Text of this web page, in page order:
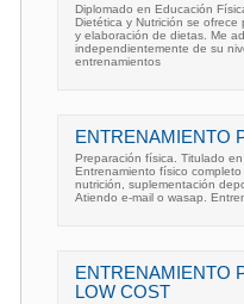
Diplomado en Educación
Dietética y Nutrición se
y elaboración de dietas. Me
independientemente de su
entrenamientos
ENTRENAMIENTO
Preparación física. Titulado
Entrenamiento físico
nutrición, suplementación
Atiendo e-mail o wasap.
ENTRENAMIENTO
LOW COST